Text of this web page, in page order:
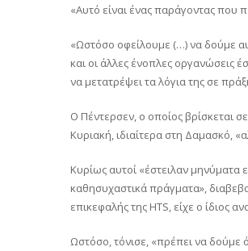
«Αυτό είναι ένας παράγοντας που
«Ωστόσο οφείλουμε (…) να δούμε
και οι άλλες ένοπλες οργανώσεις
να μετατρέψει τα λόγια της σε
Ο Πέντερσεν, ο οποίος βρίσκεται
Κυριακή, ιδιαίτερα στη Δαμασκό,
Κυρίως αυτοί «έστειλαν μηνύματα
καθησυχαστικά πράγματα»,
επικεφαλής της HTS, είχε ο ίδιος
Ωστόσο, τόνισε, «πρέπει να δούμε